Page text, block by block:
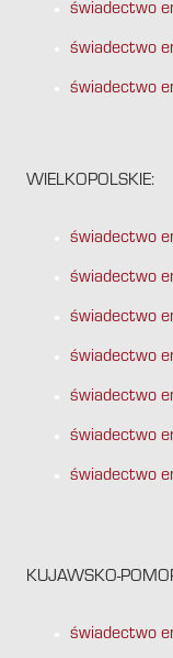
świadectwo
świadectwo
świadectwo
WIELKOPOLSKIE:
świadectwo
świadectwo
świadectwo
świadectwo
świadectwo
świadectwo
świadectwo
KUJAWSKO-
świadectwo